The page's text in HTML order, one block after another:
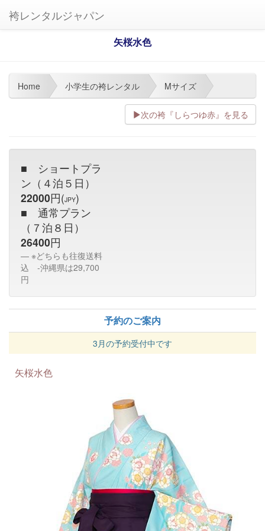
袴レンタルジャパン
矢桜水色
Home 小学生の袴レンタル Mサイズ
次の袴『しらつゆ赤』を見る
■ ショートプラ
ン（４泊５日）
22000円(JPY)
■ 通常プラン
（７泊８日）
26400円
※どちらも往復送料
込 -沖縄県は29,700
円
予約のご案内
3月の予約受付中です
矢桜水色